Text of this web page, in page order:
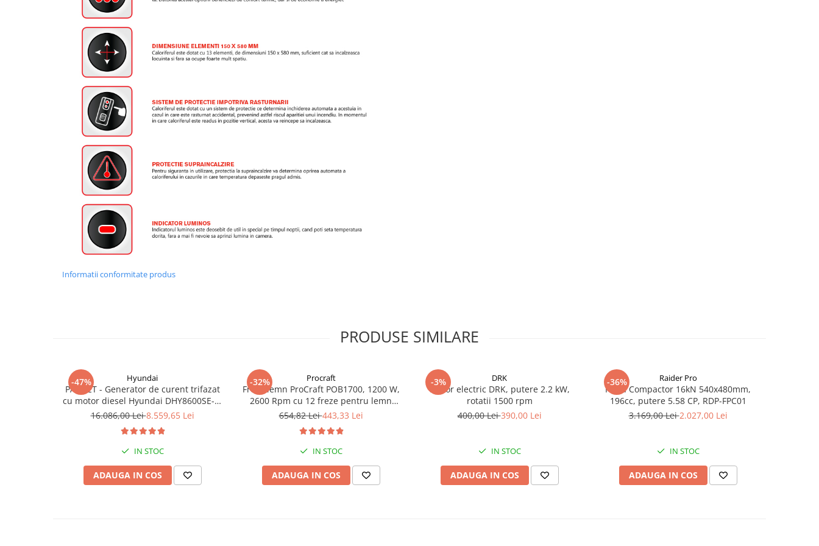
Informatii conformitate produs
PRODUSE SIMILARE
-47% Hyundai
PACHET - Generator de curent trifazat
cu motor diesel Hyundai DHY8600SE-T,
putere motor 12 CP, Putere maxima 7.9
Automatizare trifazata ATS12-3P
16.086,00 Lei8.559,65 Lei
IN STOC
ADAUGA IN COS
-32% Procraft
Freza lemn ProCraft POB1700, 1200 W,
2600 Rpm cu 12 freze pentru lemn
incluse in pachet
654,82 Lei443,33 Lei
IN STOC
ADAUGA IN COS
-3% DRK
Motor electric DRK, putere 2.2 kW,
rotatii 1500 rpm
400,00 Lei390,00 Lei
IN STOC
ADAUGA IN COS
-36% Raider Pro
Placa Compactor 16kN 540x480mm,
196cc, putere 5.58 CP, RDP-FPC01
3.169,00 Lei2.027,00 Lei
IN STOC
ADAUGA IN COS